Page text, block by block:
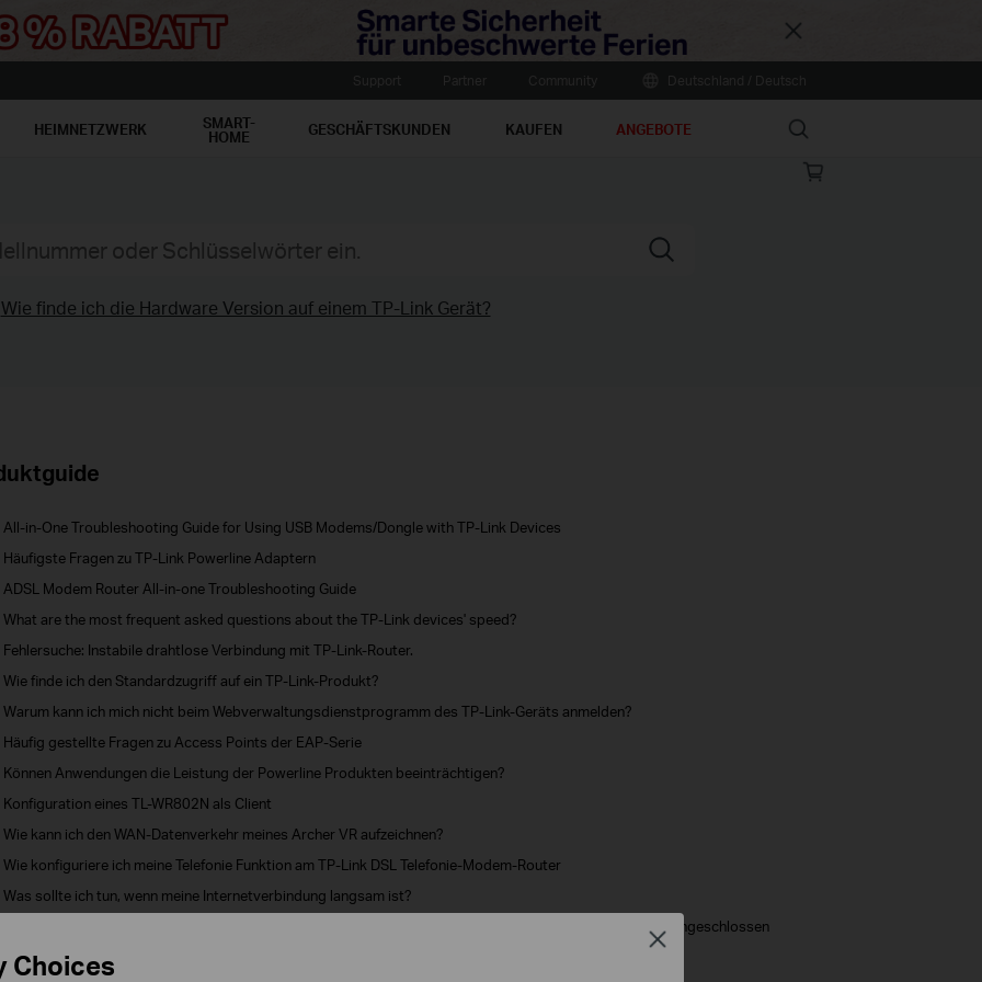
Close
HEIMNETZWERK SMART-
HOME GESCHÄFTSKUNDEN KAUFEN ANGEBOTE Search
Online
Wie finde ich die Hardware Version auf einem TP-Link Gerät?
All-in-One Troubleshooting Guide for Using USB Modems/Dongle with TP-Link Devices
Häufigste Fragen zu TP-Link Powerline Adaptern
ADSL Modem Router All-in-one Troubleshooting Guide
What are the most frequent asked questions about the TP-Link devices' speed?
Fehlersuche: Instabile drahtlose Verbindung mit TP-Link-Router.
Wie finde ich den Standardzugriff auf ein TP-Link-Produkt?
Warum kann ich mich nicht beim Webverwaltungsdienstprogramm des TP-Link-Geräts anmelden?
Häufig gestellte Fragen zu Access Points der EAP-Serie
Können Anwendungen die Leistung der Powerline Produkten beeinträchtigen?
Konfiguration eines TL-WR802N als Client
Wie kann ich den WAN-Datenverkehr meines Archer VR aufzeichnen?
Wie konfiguriere ich meine Telefonie Funktion am TP-Link DSL Telefonie-Modem-Router
Was sollte ich tun, wenn meine Internetverbindung langsam ist?
Was kann ich tun, wenn die Internetverbindung langsam ist, wenn das Gerät an das TP-Link DSL Modem angeschlossen
Die Konfiguration des Haupt-Decos ist fehlgeschlagen
Choices
Close